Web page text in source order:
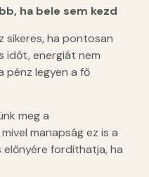
ha bele sem kezd
sikeres, ha pontosan
időt, energiát nem
pénz legyen a fő
meg a
manapság ez is a
előnyére fordíthatja, ha